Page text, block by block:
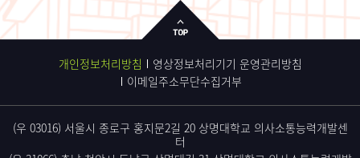
개인정보처리방침
영상정보처리기기 운영관리방침
이메일주소무단수집거부
(우 03016) 서울시 종로구 홍지문2길 20 상명대학교 의사소통능력개발센
터